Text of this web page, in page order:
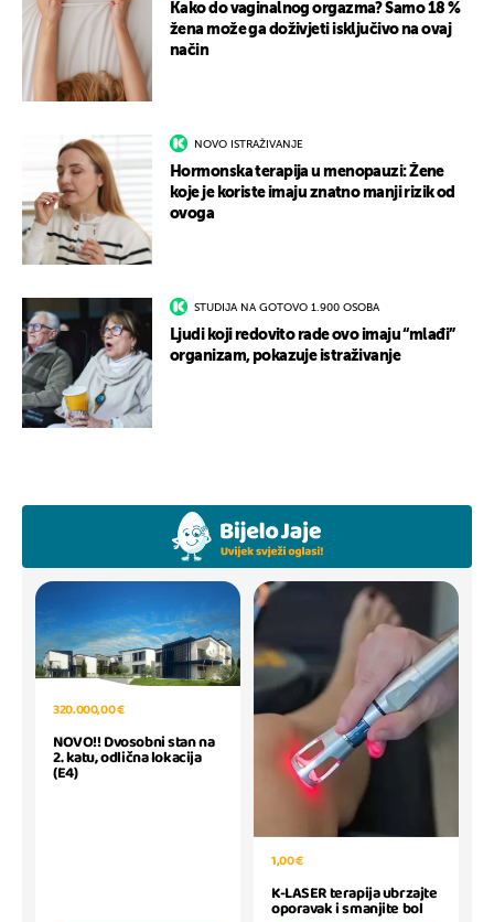
Kako do vaginalnog orgazma? Samo 18 %
žena može ga doživjeti isključivo na ovaj
način
NOVO ISTRAŽIVANJE
Hormonska terapija u menopauzi: Žene
koje je koriste imaju znatno manji rizik od
ovoga
STUDIJA NA GOTOVO 1.900 OSOBA
Ljudi koji redovito rade ovo imaju “mlađi”
organizam, pokazuje istraživanje
320.000,00 €
NOVO!! Dvosobni stan na
2. katu, odlična lokacija
(E4)
1,00 €
K-LASER terapija ubrzajte
oporavak i smanjite bol